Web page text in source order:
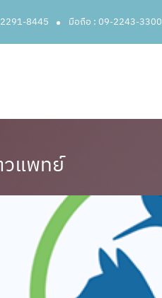
8445 มือถือ : 09-2243-3300
แพทย์